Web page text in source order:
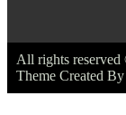
All rights reserved
Theme Created By